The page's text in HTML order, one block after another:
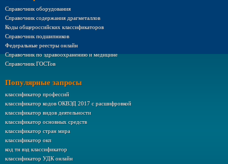
Справочник оборудования
Справочник содержания драгметаллов
Коды общероссийских классификаторов
Справочник подшипников
Федеральные реестры онлайн
Справочник по здравоохранению и медицине
Справочник ГОСТов
Популярные запросы
классификатор профессий
классификатор кодов ОКВЭД 2017 с расшифровкой
классификатор видов деятельности
классификатор основных средств
классификатор стран мира
классификатор окп
код тн вэд классификатор
классификатор УДК онлайн